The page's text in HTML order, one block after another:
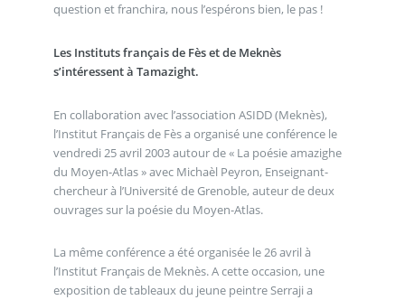
question et franchira, nous l’espérons bien, le pas !
Les Instituts français de Fès et de Meknès
s’intéressent à Tamazight.
En collaboration avec l’association ASIDD (Meknès),
l’Institut Français de Fès a organisé une conférence le
vendredi 25 avril 2003 autour de « La poésie amazighe
du Moyen-Atlas » avec Michaèl Peyron, Enseignant-
chercheur à l’Université de Grenoble, auteur de deux
ouvrages sur la poésie du Moyen-Atlas.
La même conférence a été organisée le 26 avril à
l’Institut Français de Meknès. A cette occasion, une
exposition de tableaux du jeune peintre Serraji a